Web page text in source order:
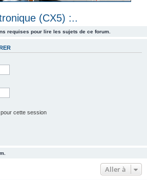
e
(CX5) :..
requises pour lire les sujets de ce forum.
cette session
Aller à